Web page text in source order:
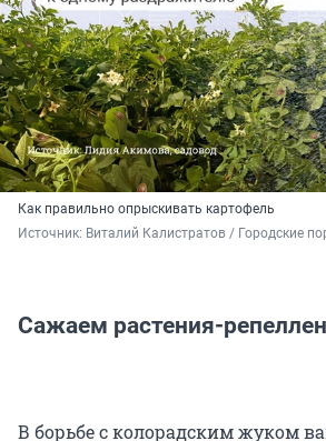
Как правильно опрыскивать картофель
Источник: Виталий Калистратов / Городские
Сажаем растения-
В борьбе с колорадским жуком